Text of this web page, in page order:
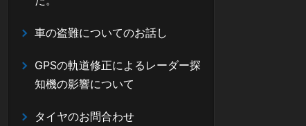
車の盗難についてのお話し
GPSの軌道修正によるレーダー探
知機の影響について
タイヤのお問合わせ